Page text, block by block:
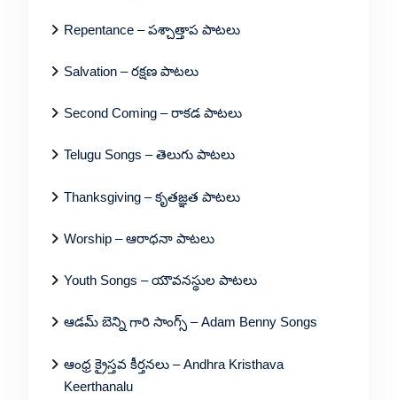
Repentance – పశ్చాత్తాప పాటలు
Salvation – రక్షణ పాటలు
Second Coming – రాకడ పాటలు
Telugu Songs – తెలుగు పాటలు
Thanksgiving – కృతజ్ఞత పాటలు
Worship – ఆరాధనా పాటలు
Youth Songs – యౌవనస్థుల పాటలు
ఆడమ్ బెన్ని గారి సాంగ్స్ – Adam Benny Songs
ఆంధ్ర క్రైస్తవ కీర్తనలు – Andhra Kristhava
Keerthanalu